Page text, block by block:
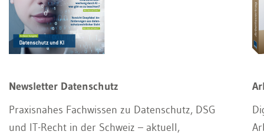
Newsletter Datenschutz
Praxisnahes Fachwissen zu Datenschutz, DSG
und IT-Recht in der Schweiz – aktuell,